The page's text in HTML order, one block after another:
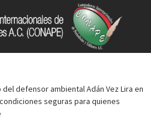
del defensor ambiental Adán Vez Lira en
seguras para quienes